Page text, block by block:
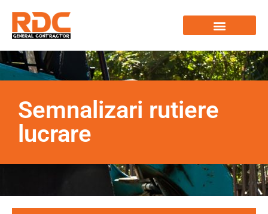
Semnalizari rutiere
lucrare